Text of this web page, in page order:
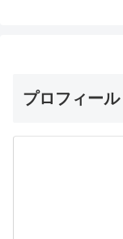
プロフィール